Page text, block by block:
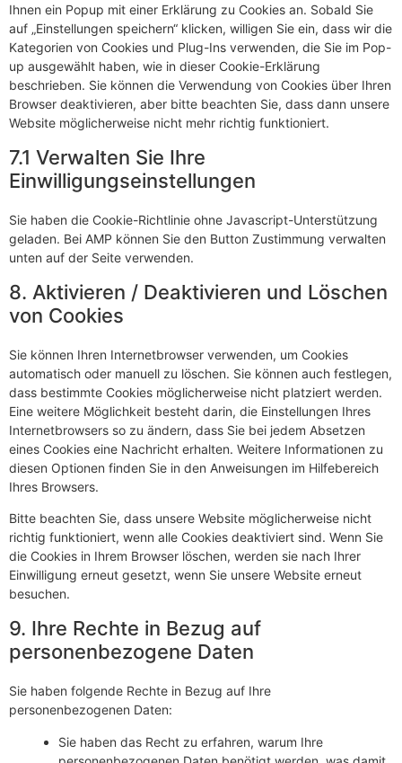
Ihnen ein Popup mit einer Erklärung zu Cookies an. Sobald Sie
auf „Einstellungen speichern“ klicken, willigen Sie ein, dass wir die
Kategorien von Cookies und Plug-Ins verwenden, die Sie im Pop-
up ausgewählt haben, wie in dieser Cookie-Erklärung
beschrieben. Sie können die Verwendung von Cookies über Ihren
Browser deaktivieren, aber bitte beachten Sie, dass dann unsere
Website möglicherweise nicht mehr richtig funktioniert.
7.1 Verwalten Sie Ihre
Einwilligungseinstellungen
Sie haben die Cookie-Richtlinie ohne Javascript-Unterstützung
geladen. Bei AMP können Sie den Button Zustimmung verwalten
unten auf der Seite verwenden.
8. Aktivieren / Deaktivieren und Löschen
von Cookies
Sie können Ihren Internetbrowser verwenden, um Cookies
automatisch oder manuell zu löschen. Sie können auch festlegen,
dass bestimmte Cookies möglicherweise nicht platziert werden.
Eine weitere Möglichkeit besteht darin, die Einstellungen Ihres
Internetbrowsers so zu ändern, dass Sie bei jedem Absetzen
eines Cookies eine Nachricht erhalten. Weitere Informationen zu
diesen Optionen finden Sie in den Anweisungen im Hilfebereich
Ihres Browsers.
Bitte beachten Sie, dass unsere Website möglicherweise nicht
richtig funktioniert, wenn alle Cookies deaktiviert sind. Wenn Sie
die Cookies in Ihrem Browser löschen, werden sie nach Ihrer
Einwilligung erneut gesetzt, wenn Sie unsere Website erneut
besuchen.
9. Ihre Rechte in Bezug auf
personenbezogene Daten
Sie haben folgende Rechte in Bezug auf Ihre
personenbezogenen Daten:
Sie haben das Recht zu erfahren, warum Ihre